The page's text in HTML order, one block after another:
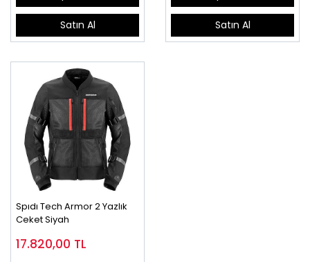
Satın Al Satın Al
Spıdı Tech Armor 2 Yazlık
Ceket Siyah
17.820,00 TL